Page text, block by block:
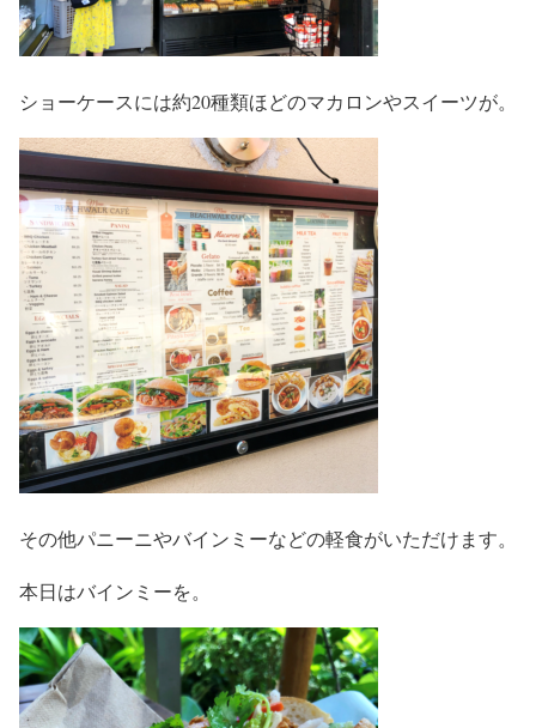
ショーケースには約20種類ほどのマカロンやスイーツが。
その他パニーニやバインミーなどの軽食がいただけます。
本日はバインミーを。